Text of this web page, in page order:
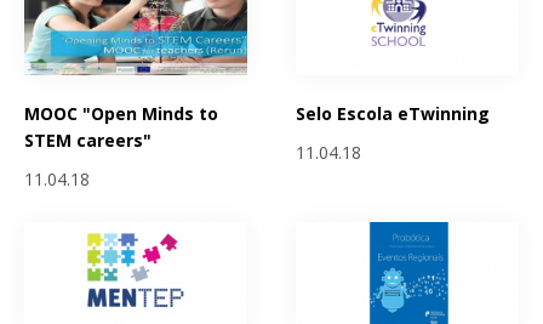
MOOC "Open Minds to
STEM careers"
11.04.18
Selo Escola eTwinning
11.04.18